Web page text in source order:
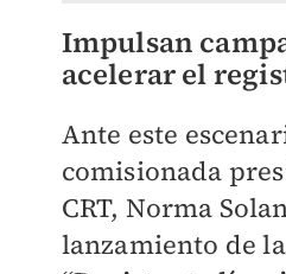
Impulsan
acelerar el
Ante este
comisionada
CRT, Norma
lanzamiento de